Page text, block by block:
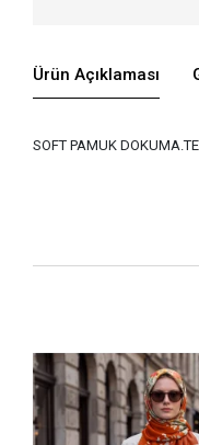
Ürün Açıklaması
SOFT PAMUK